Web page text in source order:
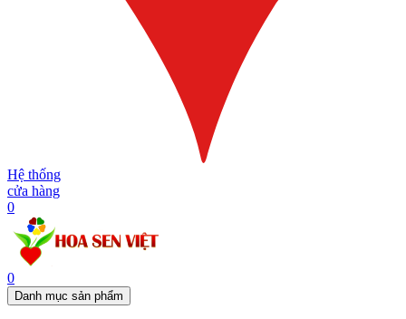
Hệ thống
cửa hàng
0
0
Danh mục sản phẩm